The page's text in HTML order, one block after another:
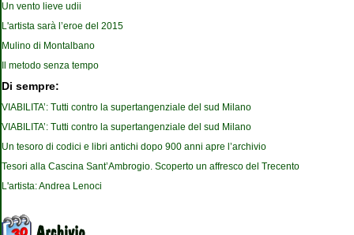
Un vento lieve udii
L'artista sarà l’eroe del 2015
Mulino di Montalbano
Il metodo senza tempo
Di sempre:
VIABILITA’: Tutti contro la supertangenziale del sud Milano
VIABILITA’: Tutti contro la supertangenziale del sud Milano
Un tesoro di codici e libri antichi dopo 900 anni apre l’archivio
Tesori alla Cascina Sant’Ambrogio. Scoperto un affresco del Trecento
L'artista: Andrea Lenoci